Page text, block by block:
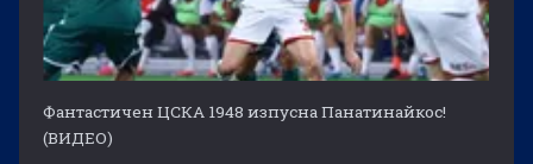
Фантастичен ЦСКА 1948 изпусна Панатинайкос!
(ВИДЕО)